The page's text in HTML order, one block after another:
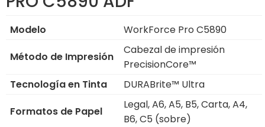
Modelo
WorkForce Pro C5890
Método de Impresión
Cabezal de impresión
PrecisionCore™
Tecnología en Tinta
DURABrite™ Ultra
Formatos de Papel
Legal, A6, A5, B5, Carta, A4,
B6, C5 (sobre)